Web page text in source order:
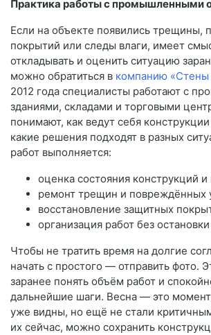
Практика работы с промышленными
Если на объекте появились трещины,
покрытий или следы влаги, имеет
откладывать и оценить ситуацию
можно обратиться в компанию «Стены
2012 года специалисты работают с
зданиями, складами и торговыми
понимают, как ведут себя
какие решения подходят в разных
работ выполняется:
оценка состояния конструкций
ремонт трещин и повреждённых
восстановление защитных
организация работ без
Чтобы не тратить время на долгие
начать с простого — отправить фото.
заранее понять объём работ и
дальнейшие шаги. Весна — это
уже видны, но ещё не стали
их сейчас, можно сохранить